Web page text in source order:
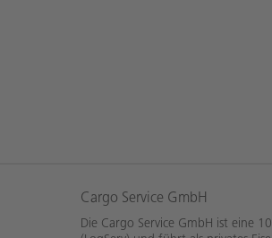
Cargo Service GmbH
Die Cargo Service GmbH ist eine